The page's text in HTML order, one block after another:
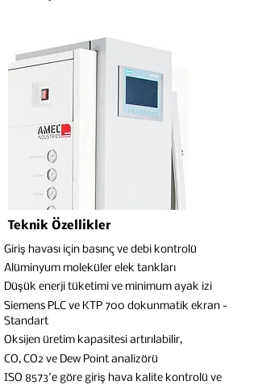
Teknik Özellikler
Giriş havası için basınç ve debi kontrolü
Alüminyum moleküler elek tankları
Düşük enerji tüketimi ve minimum ayak izi
Siemens PLC ve KTP 700 dokunmatik ekran -
Standart
Oksijen üretim kapasitesi artırılabilir,
CO, CO2 ve Dew Point analizörü
ISO 8573'e göre giriş hava kalite kontrolü ve